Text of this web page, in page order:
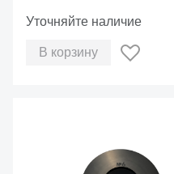
Уточняйте наличие
В корзину